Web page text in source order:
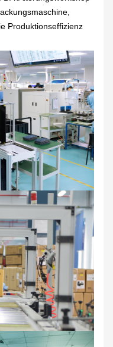
,
Produktionseffizienz